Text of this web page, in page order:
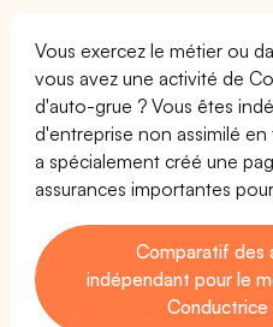
Vous exercez le métier ou
vous avez une activité de
d'auto-grue ? Vous êtes
d'entreprise non assimilé en
a spécialement créé une
assurances importantes
Comparatif des
indépendant pour le